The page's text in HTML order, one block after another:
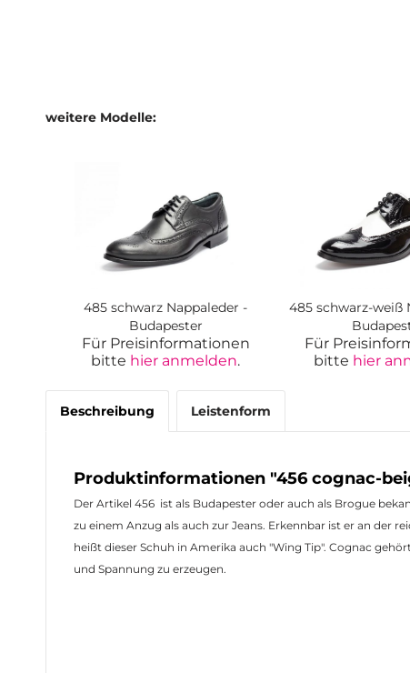
weitere Modelle:
485 schwarz Nappaleder -
Budapester
Für Preisinformationen
bitte hier anmelden.
485 schwarz-weiß
Für
bitte hier
Beschreibung Leistenform
Produktinformationen "456 cognac-
Der Artikel 456 ist als Budapester oder auch als Brogue
zu einem Anzug als auch zur Jeans. Erkennbar ist er an der
heißt dieser Schuh in Amerika auch "Wing Tip". Cognac
und Spannung zu erzeugen.